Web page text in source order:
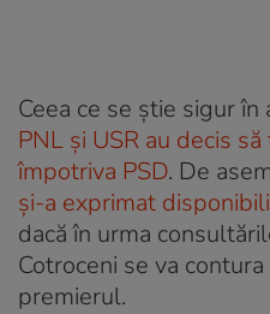
Ceea ce se știe sigur
PNL și USR au decis
împotriva PSD. De
și-a exprimat
dacă în urma
Cotroceni se va
premierul.